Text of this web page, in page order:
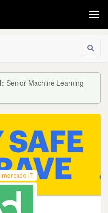
Senior Machine Learning
mercado IT